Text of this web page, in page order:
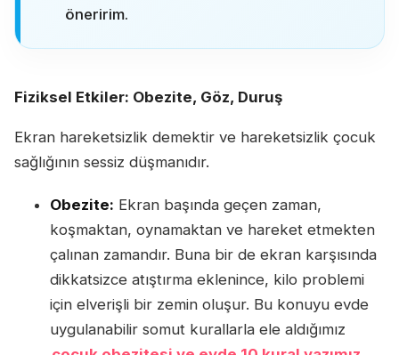
öneririm.
Fiziksel Etkiler: Obezite, Göz, Duruş
Ekran hareketsizlik demektir ve hareketsizlik çocuk
sağlığının sessiz düşmanıdır.
Obezite: Ekran başında geçen zaman,
koşmaktan, oynamaktan ve hareket etmekten
çalınan zamandır. Buna bir de ekran karşısında
dikkatsizce atıştırma eklenince, kilo problemi
için elverişli bir zemin oluşur. Bu konuyu evde
uygulanabilir somut kurallarla ele aldığımız